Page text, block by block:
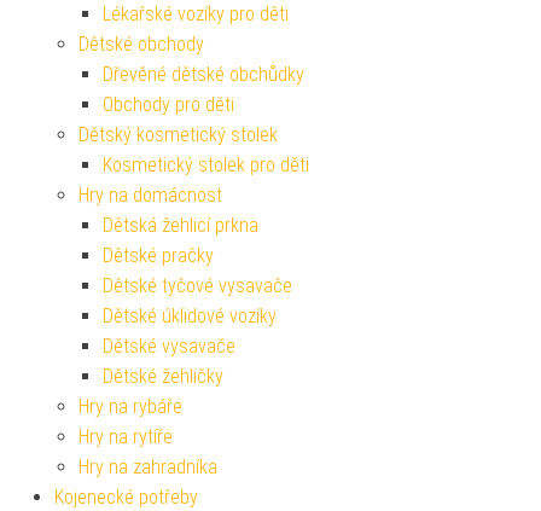
Lékařské vozíky pro děti
Dětské obchody
Dřevěné dětské obchůdky
Obchody pro děti
Dětský kosmetický stolek
Kosmetický stolek pro děti
Hry na domácnost
Dětská žehlicí prkna
Dětské pračky
Dětské tyčové vysavače
Dětské úklidové vozíky
Dětské vysavače
Dětské žehličky
Hry na rybáře
Hry na rytíře
Hry na zahradníka
Kojenecké potřeby